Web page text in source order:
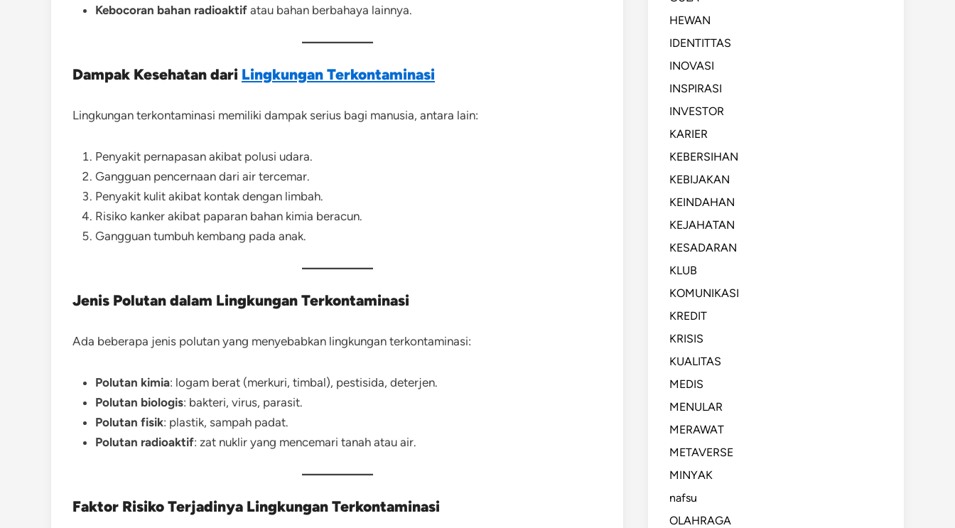
Kebocoran bahan radioaktif atau bahan berbahaya lainnya.
Dampak Kesehatan dari Lingkungan Terkontaminasi
Lingkungan terkontaminasi memiliki dampak serius bagi manusia, antara lain:
Penyakit pernapasan akibat polusi udara.
Gangguan pencernaan dari air tercemar.
Penyakit kulit akibat kontak dengan limbah.
Risiko kanker akibat paparan bahan kimia beracun.
Gangguan tumbuh kembang pada anak.
Jenis Polutan dalam Lingkungan Terkontaminasi
Ada beberapa jenis polutan yang menyebabkan lingkungan terkontaminasi:
Polutan kimia: logam berat (merkuri, timbal), pestisida, deterjen.
Polutan biologis: bakteri, virus, parasit.
Polutan fisik: plastik, sampah padat.
Polutan radioaktif: zat nuklir yang mencemari tanah atau air.
Faktor Risiko Terjadinya Lingkungan Terkontaminasi
HEWAN
IDENTITTAS
INOVASI
INSPIRASI
INVESTOR
KARIER
KEBERSIHAN
KEBIJAKAN
KEINDAHAN
KEJAHATAN
KESADARAN
KLUB
KOMUNIKASI
KREDIT
KRISIS
KUALITAS
MEDIS
MENULAR
MERAWAT
METAVERSE
MINYAK
nafsu
OLAHRAGA